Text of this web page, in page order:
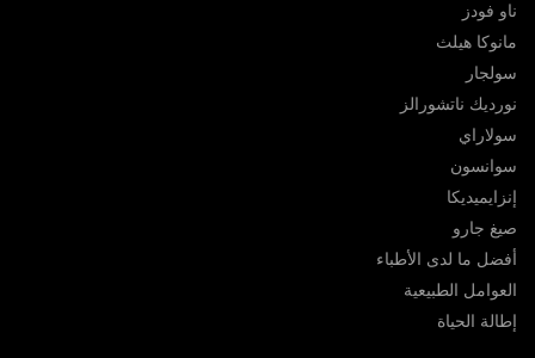
ناو فودز
مانوكا هيلث
سولجار
نورديك ناتشورالز
سولاراي
سوانسون
إنزايميديكا
صيغ جارو
أفضل ما لدى الأطباء
العوامل الطبيعية
إطالة الحياة